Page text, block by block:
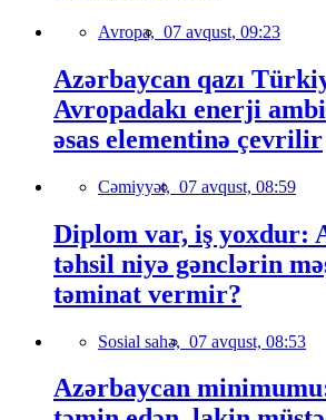
Avropa, 07 avqust, 09:23
Azərbaycan qazı
Avropadakı enerji
əsas elementinə çevrilir
Cəmiyyət, 07 avqust, 08:59
Diplom var, iş yoxdur:
təhsil niyə gənclərin
təminat vermir?
Sosial sahə, 07 avqust, 08:53
Azərbaycan